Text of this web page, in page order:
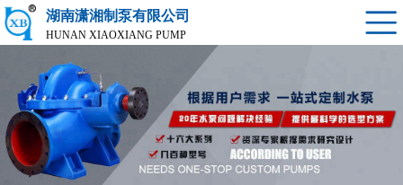
湖南潇湘制泵有限公司
HUNAN XIAOXIANG PUMP